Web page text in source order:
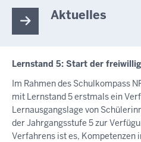
Aktuelles
Lernstand 5: Start der
Im Rahmen des Schulkompass
mit Lernstand 5 erstmals ein
Lernausgangslage von
der Jahrgangsstufe 5 zur
Verfahrens ist es, Kompetenzen